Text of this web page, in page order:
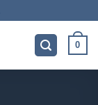
0